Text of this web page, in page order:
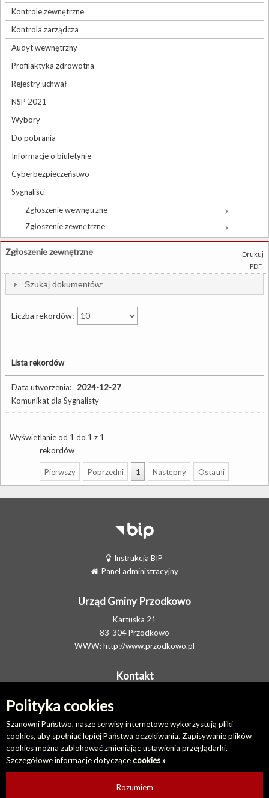
Polityka cookies
Szanowni Państwo, nasze serwisy internetowe wykorzystują pliki
cookies, aby spełniać lepiej Państwa oczekiwania. Zapisywanie plików
cookies można zablokować zmieniając ustawienia przeglądarki.
Szczegółowe informacje dotyczącecookies »
Rozumiem
Kontrole zewnętrzne
Kontrola zarządcza
Audyt wewnętrzny
Profilaktyka zdrowotna
Rejestry uchwał
NSP 2021
Wybory
Do pobrania
Informacje o biuletynie
Cyberbezpieczeństwo
Sygnaliści
Zgłoszenie wewnętrzne
Zgłoszenie zewnętrzne
Drukuj
PDF
Zgłoszenie zewnętrzne
Szukaj dokumentów:
Liczba rekordów:
Lista rekordów
Data utworzenia: 2024-12-27
Komunikat dla Sygnalisty
Wyświetlanie od 1 do 1 z 1
rekordów
Pierwszy Poprzedni 1 Następny Ostatni
Instrukcja BIP
Panel administracyjny
Urząd Gminy Przodkowo
Kartuska 21
83-304 Przodkowo
WWW:http://www.przodkowo.pl
Kontakt
E-MAIL:
Elektroniczna Skrzynka Podawcza
Na skróty